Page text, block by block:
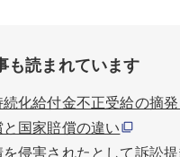
も読まれています
化給付金不正受給の摘
国家賠償の違い
侵害されたとして訴訟提